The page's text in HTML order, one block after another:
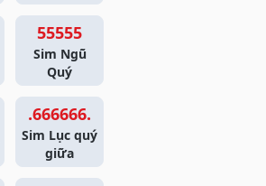
55555
Sim Ngũ
Quý
.666666.
Sim Lục quý
giữa